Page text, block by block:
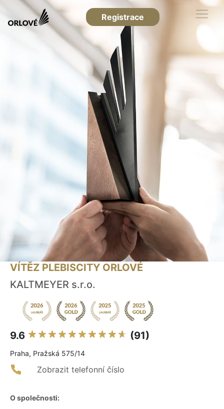
Registrace
VÍTĚZ PLEBISCITY ORLOVÉ
KALTMEYER s.r.o.
9.6 (91)
Praha, Pražská 575/14
Zobrazit telefonní číslo
O společnosti: